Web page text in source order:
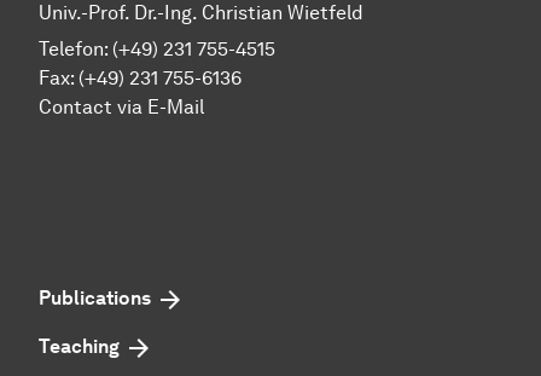
Univ.-Prof. Dr.-Ing. Christian Wietfeld
Telefon: (+49) 231 755-4515
Fax: (+49) 231 755-6136
Contact via E-Mail
Publications
Teaching